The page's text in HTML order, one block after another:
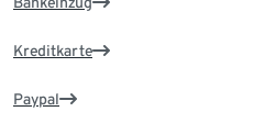
Kreditkarte
Paypal